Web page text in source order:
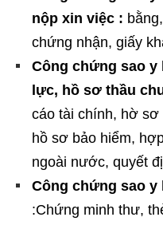
nộp xin việc :
chứng nhận, giấy
Công chứng sao y
lực, hồ sơ thầu
cáo tài chính, hờ
hồ sơ bảo hiểm,
ngoài nước, quyết
Công chứng sao
:Chứng minh thư,